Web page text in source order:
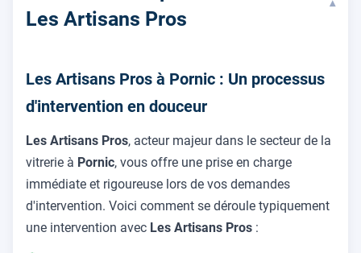
Les Artisans Pros
▾
Les Artisans Pros à Pornic : Un processus
d'intervention en douceur
Les Artisans Pros, acteur majeur dans le secteur de la
vitrerie à Pornic, vous offre une prise en charge
immédiate et rigoureuse lors de vos demandes
d'intervention. Voici comment se déroule typiquement
une intervention avec Les Artisans Pros :